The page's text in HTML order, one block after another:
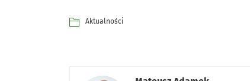
Aktualności